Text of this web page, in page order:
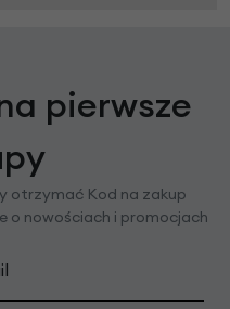
pierwsze
otrzymać Kod na zakup
o nowościach i promocjach